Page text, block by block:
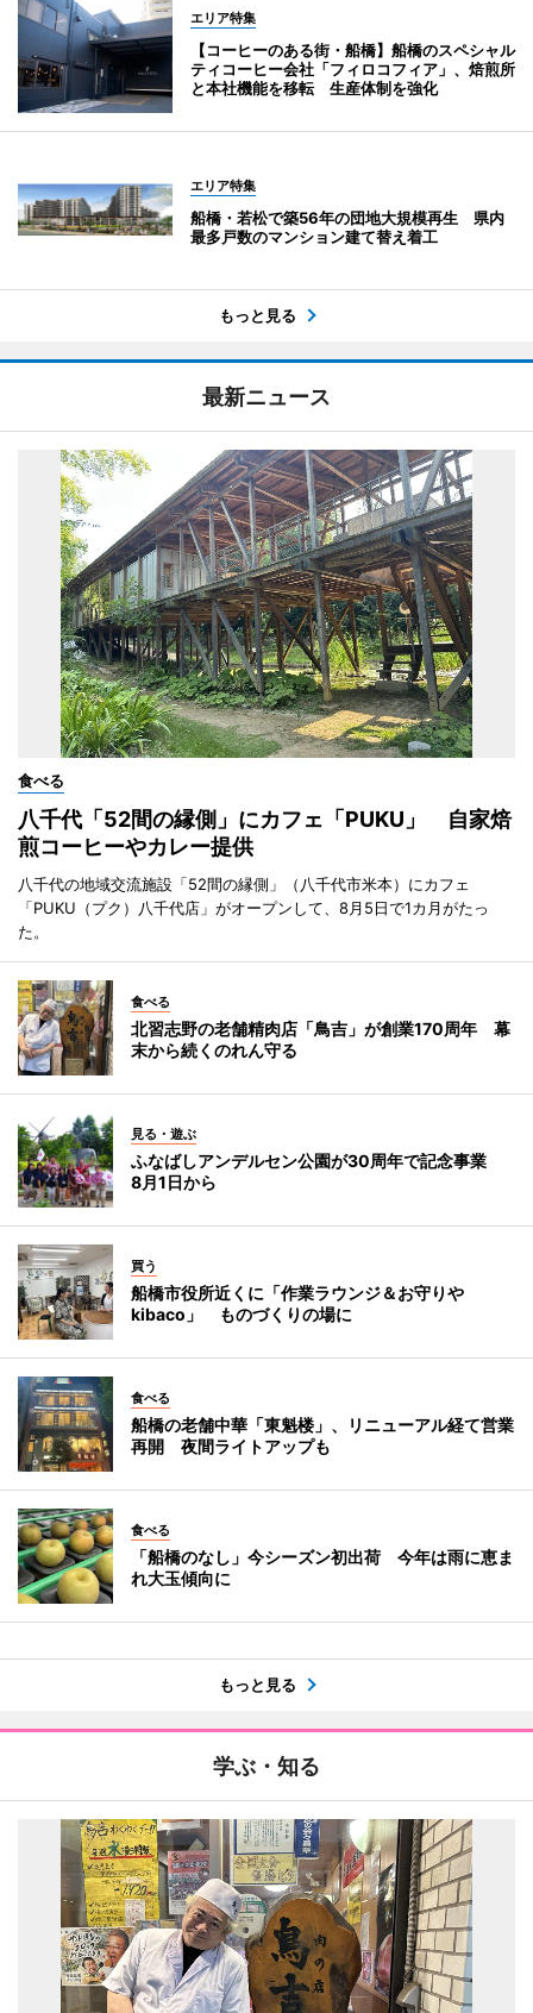
エリア特集
【コーヒーのある街・船橋】船橋のスペシャル
ティコーヒー会社「フィロコフィア」、焙煎所
と本社機能を移転 生産体制を強化
エリア特集
船橋・若松で築56年の団地大規模再生 県内
最多戸数のマンション建て替え着工
もっと見る
最新ニュース
食べる
八千代「52間の縁側」にカフェ「PUKU」 自家焙
煎コーヒーやカレー提供
八千代の地域交流施設「52間の縁側」（八千代市米本）にカフェ
「PUKU（プク）八千代店」がオープンして、8月5日で1カ月がたっ
た。
食べる
北習志野の老舗精肉店「鳥吉」が創業170周年 幕
末から続くのれん守る
見る・遊ぶ
ふなばしアンデルセン公園が30周年で記念事業
8月1日から
買う
船橋市役所近くに「作業ラウンジ＆お守りや
kibaco」 ものづくりの場に
食べる
船橋の老舗中華「東魁楼」、リニューアル経て営業
再開 夜間ライトアップも
食べる
「船橋のなし」今シーズン初出荷 今年は雨に恵ま
れ大玉傾向に
もっと見る
学ぶ・知る